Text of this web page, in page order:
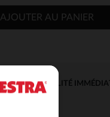
AJOUTER AU PANIER
DISPONIBILITÉ